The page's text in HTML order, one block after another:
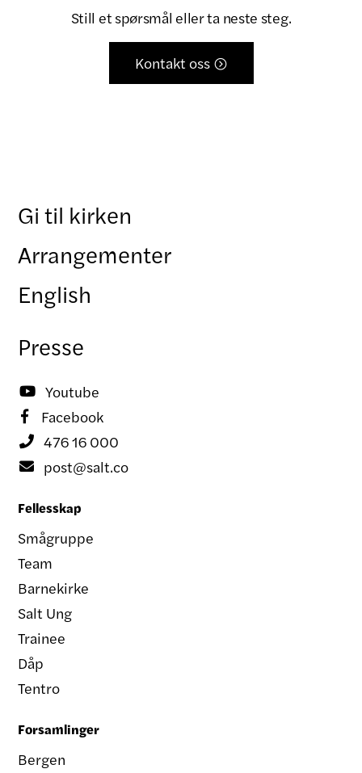
Still et spørsmål eller ta neste steg.
Kontakt oss 
Gi til kirken
Arrangementer
English
Presse
 Youtube
 Facebook
 476 16 000
 post@salt.co
Fellesskap
Smågruppe
Team
Barnekirke
Salt Ung
Trainee
Dåp
Tentro
Forsamlinger
Bergen